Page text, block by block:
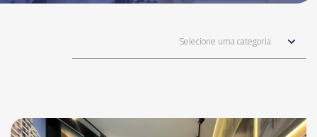
Selecione uma categoria